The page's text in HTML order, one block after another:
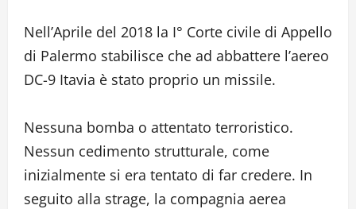
Nell’Aprile del 2018 la I° Corte civile di Appello
di Palermo stabilisce che ad abbattere l’aereo
DC-9 Itavia è stato proprio un missile.
Nessuna bomba o attentato terroristico.
Nessun cedimento strutturale, come
inizialmente si era tentato di far credere. In
seguito alla strage, la compagnia aerea